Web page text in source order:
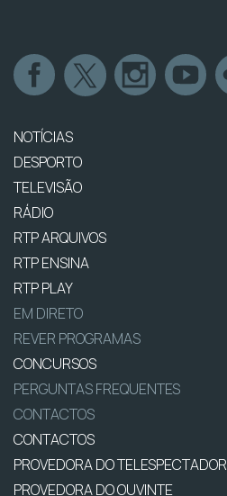
NOTÍCIAS
DESPORTO
TELEVISÃO
RÁDIO
RTP ARQUIVOS
RTP ENSINA
RTP PLAY
EM DIRETO
REVER PROGRAMAS
CONCURSOS
PERGUNTAS FREQUENTES
CONTACTOS
CONTACTOS
PROVEDORA DO TELESPECTADOR
PROVEDORA DO OUVINTE